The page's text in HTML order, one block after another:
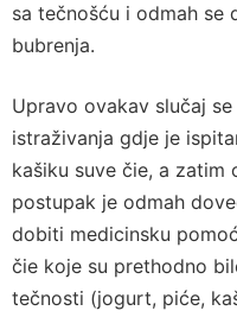
sa tečnošću i odmah se
bubrenja.
Upravo ovakav slučaj
istraživanja gdje je
kašiku suve čie, a zatim
postupak je odmah
dobiti medicinsku
čie koje su prethodno
tečnosti (jogurt, piće,